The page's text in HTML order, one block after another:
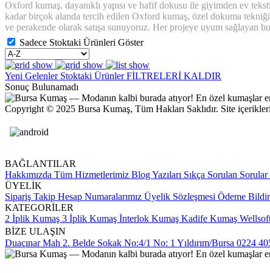
Oxford kumaş, dayanıklı yapısı ve hafif dokusu ile giyimden ev
kadar birçok alanda tercih edilen Oxford kumaş, özel dokuma
ve perakende olarak satışa sunuyoruz. Her projeye uyum sağlayan
Sadece Stoktaki Ürünleri Göster
Yeni Gelenler Stoktaki ÜrünlerFİLTRELERİ KALDIR
Sonuç Bulunamadı
Copyright © 2025 Bursa Kumaş, Tüm Hakları Saklıdır. Site
BAĞLANTILAR
Hakkımızda Tüm Hizmetlerimiz Blog Yazıları Sıkça Sorulan Sorular
ÜYELİK
Sipariş Takip Hesap Numaralarımız Üyelik Sözleşmesi Ödeme
KATEGORİLER
2 İplik Kumaş 3 İplik Kumaş İnterlok Kumaş Kadife Kumaş
BİZE ULAŞIN
Duaçınar Mah 2. Belde Sokak No:4/1 No: 1 Yıldırım/Bursa 0224